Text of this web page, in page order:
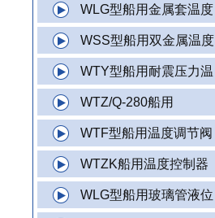
WLG型船用金属套温度
WSS型船用双金属温度
WTY型船用耐震压力温
WTZ/Q-280船用
WTF型船用温度调节阀
WTZK船用温度控制器
WLG型船用玻璃管液位